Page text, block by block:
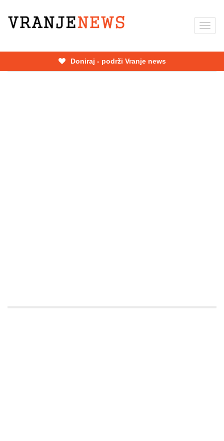
Skip
Doniraj - podrži Vranje news